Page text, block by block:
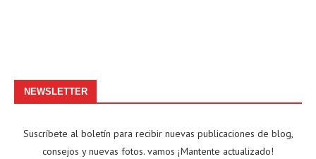
NEWSLETTER
Suscríbete al boletín para recibir nuevas publicaciones de blog,
consejos y nuevas fotos. vamos ¡Mantente actualizado!